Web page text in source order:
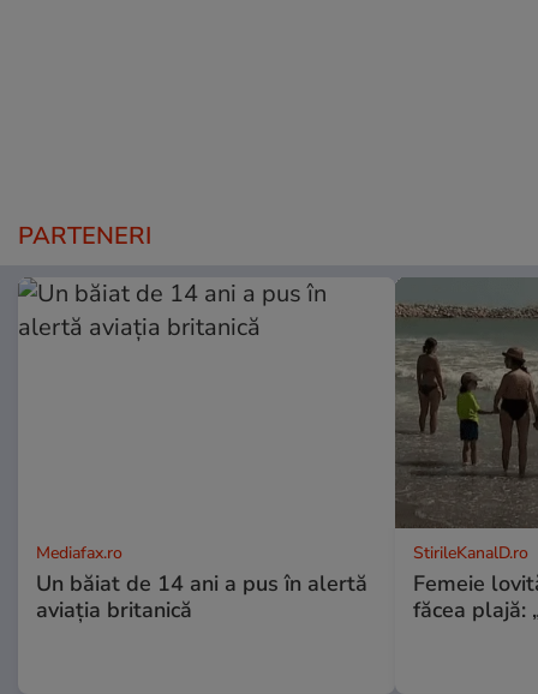
PARTENERI
Mediafax.ro
Un băiat de 14 ani a pus în alertă
aviația britanică
StirileKanalD.ro
Femeie
făcea plajă: